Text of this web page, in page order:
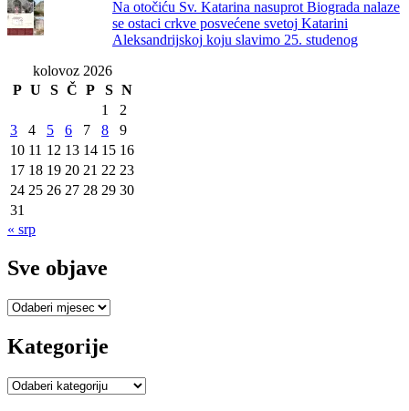
Na otočiću Sv. Katarina nasuprot Biograda nalaze
se ostaci crkve posvećene svetoj Katarini
Aleksandrijskoj koju slavimo 25. studenog
kolovoz 2026
P U S Č P S N
1
2
3
4 5 6 7 8
9
10 11 12 13 14 15 16
17 18 19 20 21 22 23
24 25 26 27 28 29 30
31
« srp
Sve objave
Sve
Kategorije
Kategorije